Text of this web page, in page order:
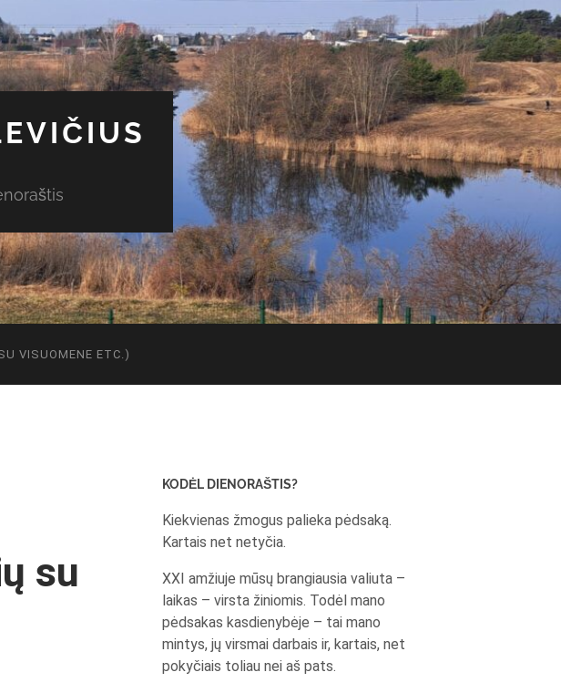
VISUOMENE ETC.)
su
KODĖL DIENORAŠTIS?
Kiekvienas žmogus palieka pėdsaką.
Kartais net netyčia.
XXI amžiuje mūsų brangiausia valiuta –
laikas – virsta žiniomis. Todėl mano
pėdsakas kasdienybėje – tai mano
mintys, jų virsmai darbais ir, kartais, net
pokyčiais toliau nei aš pats.